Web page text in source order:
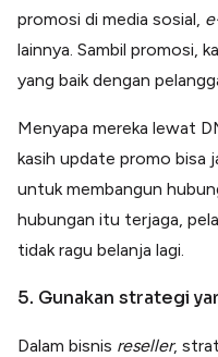
promosi di media sosial,
lainnya. Sambil promosi,
yang baik dengan
Menyapa mereka lewat
kasih update promo bisa
untuk membangun
hubungan itu terjaga,
tidak ragu belanja lagi.
5. Gunakan strategi
Dalam bisnis reseller,